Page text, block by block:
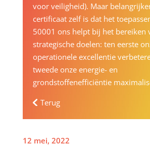
voor veiligheid). Maar
certificaat zelf is dat het
50001 ons helpt bij het bereiken
strategische doelen: ten eerste
operationele excellentie
tweede onze energie- en
grondstoffenefficiëntie
Terug
12 mei, 2022